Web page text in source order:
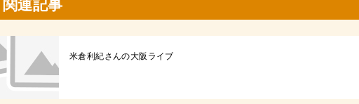
関連記事
米倉利紀さんの大阪ライブ